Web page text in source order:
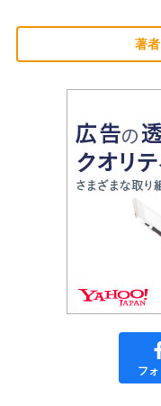
著
フ